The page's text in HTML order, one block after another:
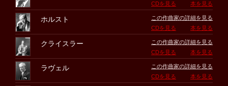
CDを見る
本を見る
ホルスト
この作曲家の詳細を見る
CDを見る
本を見る
クライスラー
この作曲家の詳細を見る
CDを見る
本を見る
ラヴェル
この作曲家の詳細を見る
CDを見る
本を見る